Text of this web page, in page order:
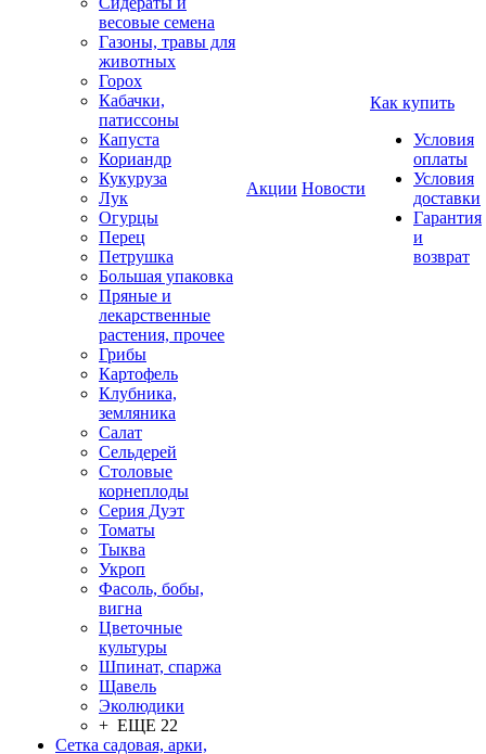
весовые семена
Газоны, травы для
животных
Горох
Кабачки,
патиссоны
Капуста
Кориандр
Кукуруза
Лук
Огурцы
Перец
Петрушка
Большая упаковка
Пряные и
лекарственные
растения, прочее
Грибы
Картофель
Клубника,
земляника
Салат
Сельдерей
Столовые
корнеплоды
Серия Дуэт
Томаты
Тыква
Укроп
Фасоль, бобы,
вигна
Цветочные
культуры
Шпинат, спаржа
Щавель
Эколюдики
+ ЕЩЕ 22
Сетка садовая, арки,
Акции Новости
Как купить
Условия
оплаты
Условия
доставки
Гарантия
и
возврат